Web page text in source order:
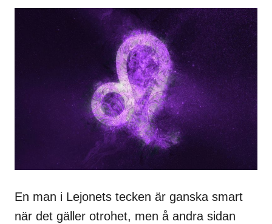
En man i Lejonets tecken är ganska smart
när det gäller otrohet, men å andra sidan